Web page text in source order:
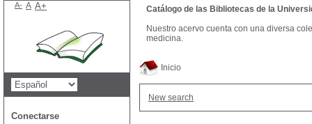
Inicio
New search
Catálogo de las Bibliotecas de la
Nuestro acervo cuenta con una diversa
medicina.
A- A A+
Conectarse